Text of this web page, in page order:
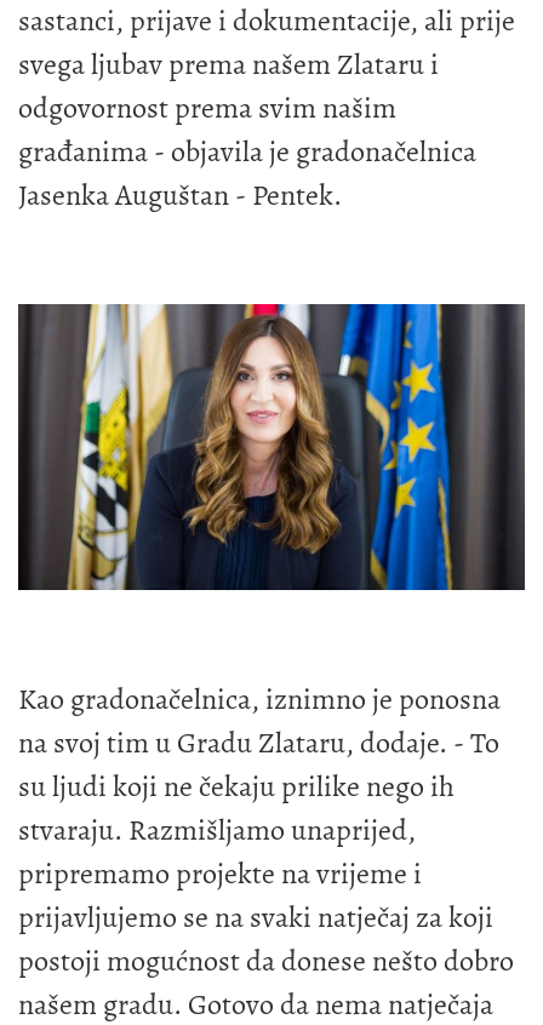
sastanci, prijave i dokumentacije, ali prije
svega ljubav prema našem Zlataru i
odgovornost prema svim našim
građanima - objavila je gradonačelnica
Jasenka Auguštan - Pentek.
Kao gradonačelnica, iznimno je ponosna
na svoj tim u Gradu Zlataru, dodaje. - To
su ljudi koji ne čekaju prilike nego ih
stvaraju. Razmišljamo unaprijed,
pripremamo projekte na vrijeme i
prijavljujemo se na svaki natječaj za koji
postoji mogućnost da donese nešto dobro
našem gradu. Gotovo da nema natječaja